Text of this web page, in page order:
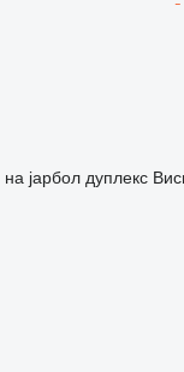
јарбол дуплекс